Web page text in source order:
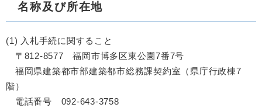
名称及び所在地
(1) 入札手続に関すること
〒812-8577 福岡市博多区東公園7番7号
福岡県建築都市部建築都市総務課契約室（県庁行政棟7
階）
電話番号 092-643-3758